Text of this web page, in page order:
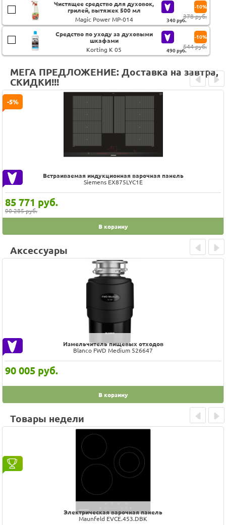
Чистящее средство для духовок,
грилей, вытяжек 500 мл
Magic Power MP-014
340руб.
378 руб.
-10%
Средство по уходу за духовыми
шкафами
Korting K 05
490руб.
544 руб.
-10%
МЕГА ПРЕДЛОЖЕНИЕ: Доставка на завтра,
СКИДКИ!!!
Индукционная варочная панель
Miele KMDA 7272 FL-U
307 759руб.
323 957 руб.
-5%
В корзину
Prev Next
Аксессуары
Измельчитель пищевых отходов
Blanco FWD Medium 526647
90 005 руб.
В корзину
Prev Next
Товары недели
Электрическая варочная панель
Maunfeld EVCE.453.DBK
Prev Next